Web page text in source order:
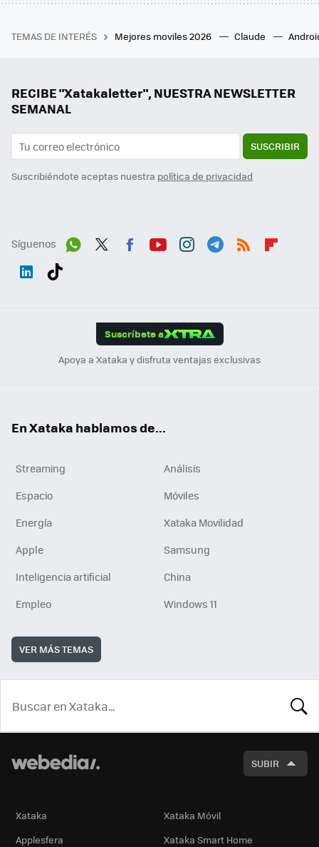
TEMAS DE INTERÉS Mejores moviles 2026 Claude
RECIBE "Xatakaletter", NUESTRA NEWSLETTER
SEMANAL
SUSCRIBIR
Suscribiéndote aceptas nuestra política de privacidad
Síguenos
Suscríbete a
Apoya a Xataka y disfruta ventajas exclusivas
En Xataka hablamos de...
Streaming
Análisis
Espacio
Móviles
Energía
Xataka Movilidad
Apple
Samsung
Inteligencia artificial
China
Empleo
Windows 11
VER MÁS TEMAS
SUBIR
Xataka
Xataka Móvil
Applesfera
Xataka Smart Home